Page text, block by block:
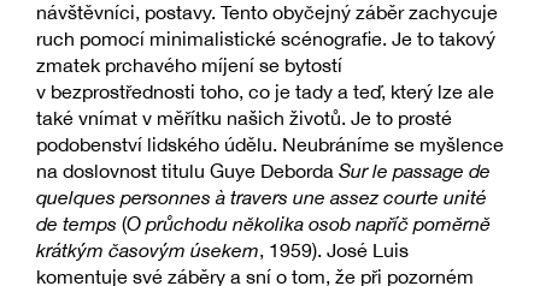
návštěvníci, postavy. Tento obyčejný záběr zachycuje
ruch pomocí minimalistické scénografie. Je to takový
zmatek prchavého míjení se bytostí
v bezprostřednosti toho, co je tady a teď, který lze ale
také vnímat v měřítku našich životů. Je to prosté
podobenství lidského údělu. Neubráníme se myšlence
na doslovnost titulu Guye Deborda Sur le passage de
quelques personnes à travers une assez courte unité
de temps (O průchodu několika osob napříč poměrně
krátkým časovým úsekem, 1959). José Luis
komentuje své záběry a sní o tom, že při pozorném